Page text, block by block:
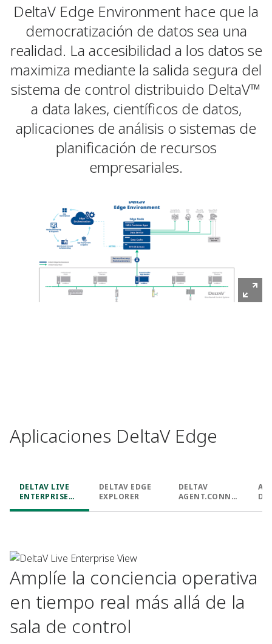
DeltaV Edge Environment hace que la
democratización de datos sea una
realidad. La accesibilidad a los datos se
maximiza mediante la salida segura del
sistema de control distribuido DeltaV™
a data lakes, científicos de datos,
aplicaciones de análisis o sistemas de
planificación de recursos
empresariales.
Aplicaciones DeltaV Edge
DELTAV LIVE
ENTERPRISE
DELTAV EDGE
EXPLORER
DELTAV
AGENT.CONNE
DE
Amplíe la conciencia operativa
en tiempo real más allá de la
sala de control